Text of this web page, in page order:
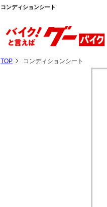
コンディションシート
TOP コンディションシート